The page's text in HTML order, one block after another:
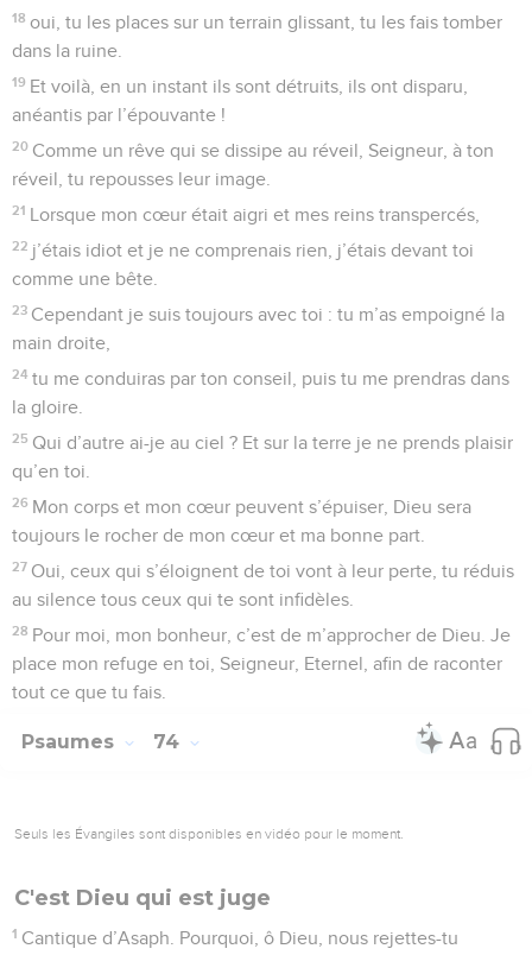
18 oui, tu les places sur un terrain glissant, tu les fais tomber
dans la ruine.
19 Et voilà, en un instant ils sont détruits, ils ont disparu,
anéantis par l’épouvante !
20 Comme un rêve qui se dissipe au réveil, Seigneur, à ton
réveil, tu repousses leur image.
21 Lorsque mon cœur était aigri et mes reins transpercés,
22 j’étais idiot et je ne comprenais rien, j’étais devant toi
comme une bête.
23 Cependant je suis toujours avec toi : tu m’as empoigné la
main droite,
24 tu me conduiras par ton conseil, puis tu me prendras dans
la gloire.
25 Qui d’autre ai-je au ciel ? Et sur la terre je ne prends plaisir
qu’en toi.
26 Mon corps et mon cœur peuvent s’épuiser, Dieu sera
toujours le rocher de mon cœur et ma bonne part.
27 Oui, ceux qui s’éloignent de toi vont à leur perte, tu réduis
au silence tous ceux qui te sont infidèles.
28 Pour moi, mon bonheur, c’est de m’approcher de Dieu. Je
place mon refuge en toi, Seigneur, Eternel, afin de raconter
tout ce que tu fais.
Psaumes 74
Seuls les Évangiles sont disponibles en vidéo pour le moment.
C'est Dieu qui est juge
1 Cantique d’Asaph. Pourquoi, ô Dieu, nous rejettes-tu